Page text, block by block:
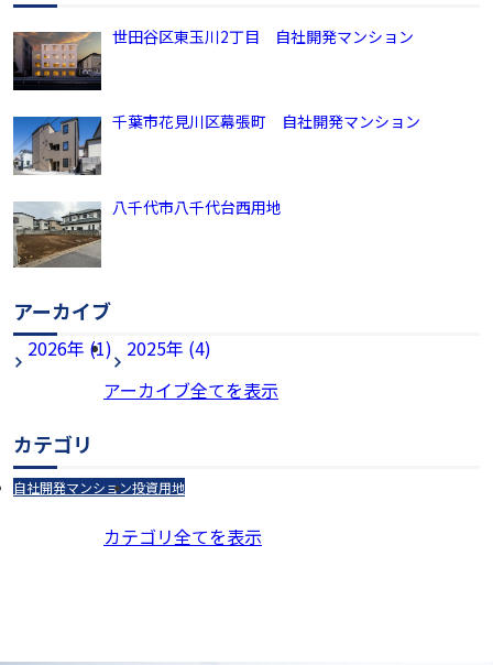
世田谷区東玉川2丁目 自社開発マンション
千葉市花見川区幕張町 自社開発マンション
八千代市八千代台西用地
アーカイブ
2026年 (1)
2025年 (4)
アーカイブ全てを表示
カテゴリ
自社開発マンション投資用地
カテゴリ全てを表示